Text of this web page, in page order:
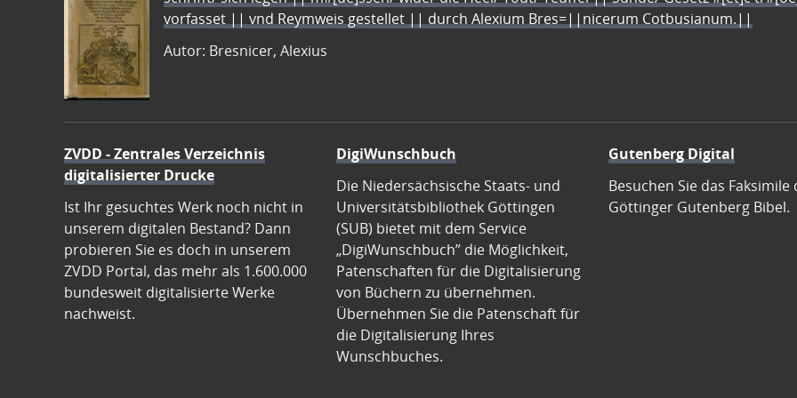
vorfasset || vnd Reymweis gestellet || durch Alexium Bres=||nicerum Cotbusianum.||
Autor: Bresnicer, Alexius
ZVDD - Zentrales Verzeichnis
digitalisierter Drucke
Ist Ihr gesuchtes Werk noch nicht in
unserem digitalen Bestand? Dann
probieren Sie es doch in unserem
ZVDD Portal, das mehr als 1.600.000
bundesweit digitalisierte Werke
nachweist.
DigiWunschbuch
Die Niedersächsische Staats- und
Universitätsbibliothek Göttingen
(SUB) bietet mit dem Service
„DigiWunschbuch” die Möglichkeit,
Patenschaften für die Digitalisierung
von Büchern zu übernehmen.
Übernehmen Sie die Patenschaft für
die Digitalisierung Ihres
Wunschbuches.
Gutenberg Digital
Besuchen Sie das Faksimile
Göttinger Gutenberg Bibel.